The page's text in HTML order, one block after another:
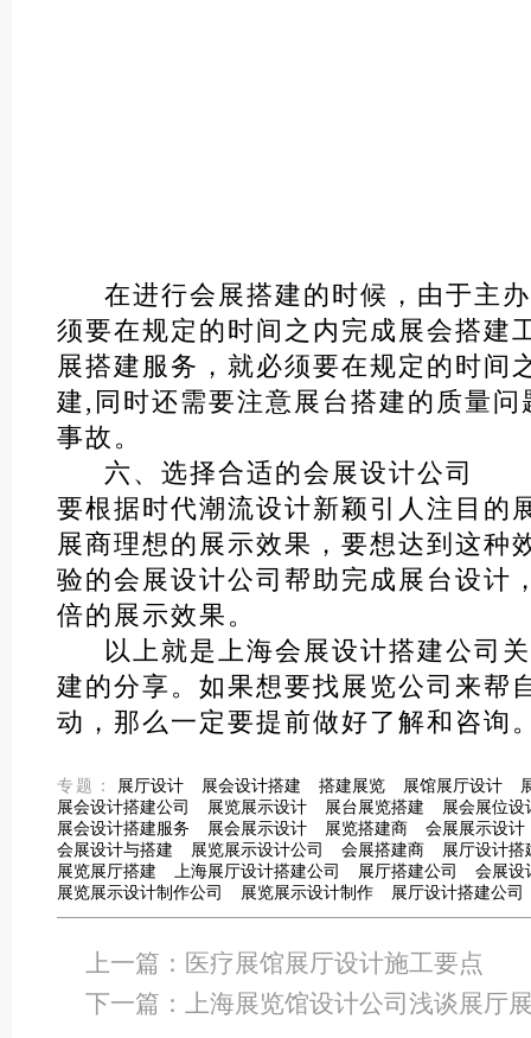
在进行会展搭建的时候，由于主办
须要在规定的时间之内完成展会搭建
展搭建服务，就必须要在规定的时间
建,同时还需要注意展台搭建的质量
事故。
六、选择合适的会展设计公司
要根据时代潮流设计新颖引人注目的
展商理想的展示效果，要想达到这种
验的会展设计公司帮助完成展台设计
倍的展示效果。
以上就是上海会展设计搭建公司关
建的分享。如果想要找展览公司来帮
动，那么一定要提前做好了解和咨询
专题： 展厅设计 展会设计搭建 搭建展览 展馆展厅设计
展会设计搭建公司
展览展示设计 展台展览搭建
展会展位设
展会设计搭建服务
展会展示设计 展览搭建商
会展展示设计
会展设计与搭建
展览展示设计公司 会展搭建商
展厅设计搭
展览展厅搭建
上海展厅设计搭建公司 展厅搭建公司
会展设
展览展示设计制作公司
展览展示设计制作 展厅设计搭建公司
上一篇： 医疗展馆展厅设计施工要点
下一篇：
上海展览馆设计公司浅谈展厅